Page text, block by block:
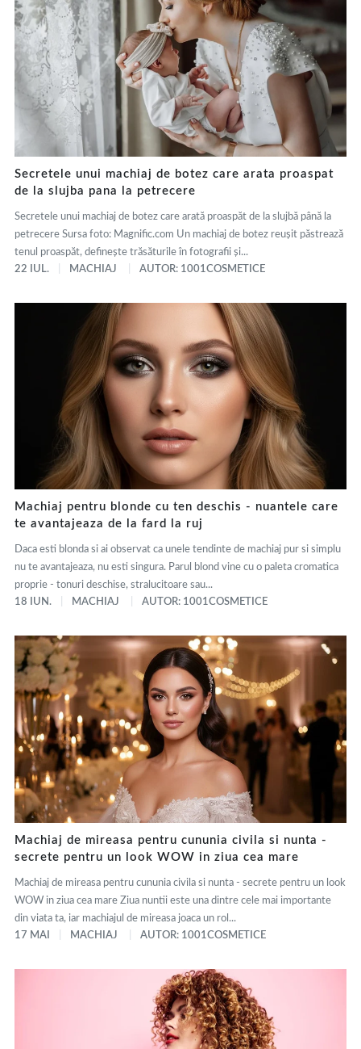
Secretele unui machiaj de botez care arata proaspat
de la slujba pana la petrecere
Secretele unui machiaj de botez care arată proaspăt de la slujbă până la
petrecere Sursa foto: Magnific.com Un machiaj de botez reușit păstrează
tenul proaspăt, definește trăsăturile în fotografii și...
22 IUL.
MACHIAJ AUTOR: 1001COSMETICE
Machiaj pentru blonde cu ten deschis - nuantele care
te avantajeaza de la fard la ruj
Daca esti blonda si ai observat ca unele tendinte de machiaj pur si simplu
nu te avantajeaza, nu esti singura. Parul blond vine cu o paleta cromatica
proprie - tonuri deschise, stralucitoare sau...
18 IUN.
MACHIAJ AUTOR: 1001COSMETICE
Machiaj de mireasa pentru cununia civila si nunta -
secrete pentru un look WOW in ziua cea mare
Machiaj de mireasa pentru cununia civila si nunta - secrete pentru un look
WOW in ziua cea mare Ziua nuntii este una dintre cele mai importante
din viata ta, iar machiajul de mireasa joaca un rol...
17 MAI
MACHIAJ AUTOR: 1001COSMETICE